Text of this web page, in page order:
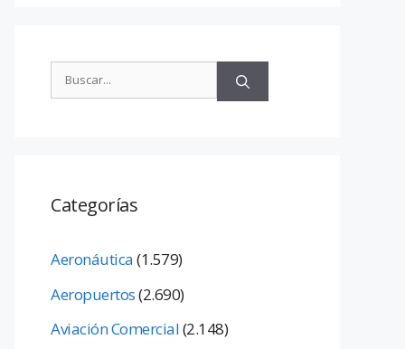
Categorías
Aeronáutica(1.579)
Aeropuertos(2.690)
Aviación Comercial(2.148)